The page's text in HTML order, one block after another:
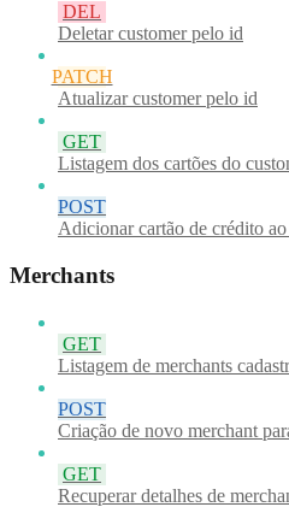
DEL
Deletar customer pelo id
PATCH
Atualizar customer pelo id
GET
Listagem dos cartões do
POST
Adicionar cartão de crédito
Merchants
GET
Listagem de merchants
POST
Criação de novo merchant
GET
Recuperar detalhes de